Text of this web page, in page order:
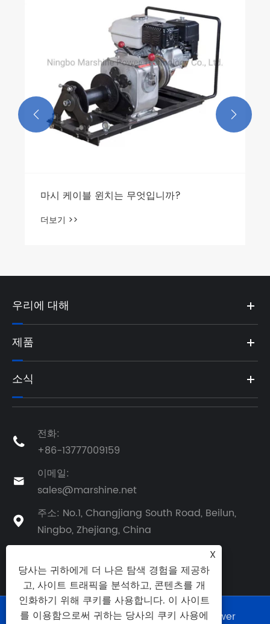
 
우리에 대해
제품
소식

전화:
+86-13777009159

이메일:
sales@marshine.net

주소: No.1, Changjiang South Road, Beilun,
Ningbo, Zhejiang, China
Copyright © 2025 Ningbo Marshine Power
X
당사는 귀하에게 더 나은 탐색 경험을 제공하
고, 사이트 트래픽을 분석하고, 콘텐츠를 개
인화하기 위해 쿠키를 사용합니다. 이 사이트
를 이용함으로써 귀하는 당사의 쿠키 사용에